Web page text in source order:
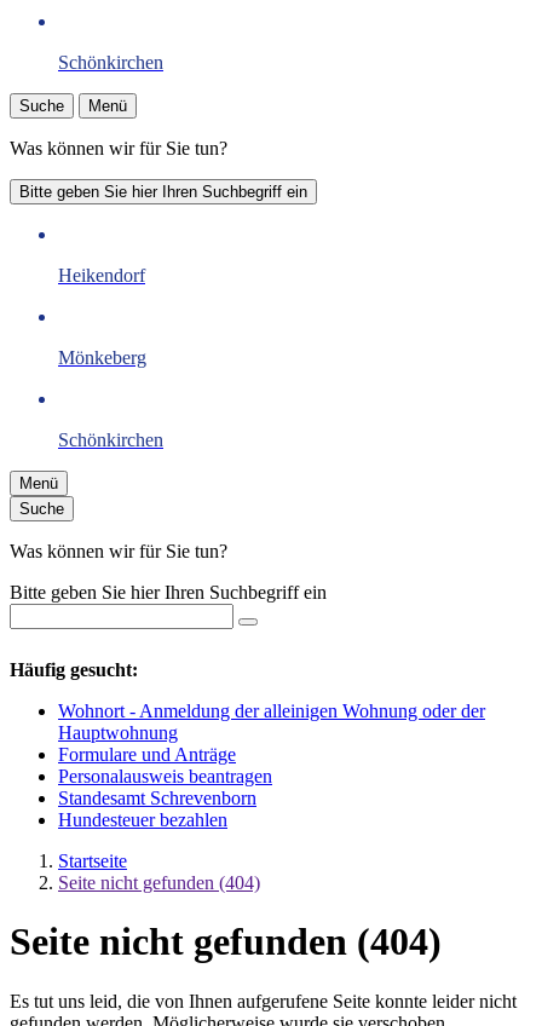
Schönkirchen
Suche Menü
Was können wir für Sie tun?
Bitte geben Sie hier Ihren Suchbegriff ein
Heikendorf
Mönkeberg
Schönkirchen
Menü
Suche
Was können wir für Sie tun?
Bitte geben Sie hier Ihren Suchbegriff ein
Häufig gesucht:
Wohnort - Anmeldung der alleinigen Wohnung oder der
Hauptwohnung
Formulare und Anträge
Personalausweis beantragen
Standesamt Schrevenborn
Hundesteuer bezahlen
Startseite
Seite nicht gefunden (404)
Seite nicht gefunden (404)
Es tut uns leid, die von Ihnen aufgerufene Seite konnte leider nicht